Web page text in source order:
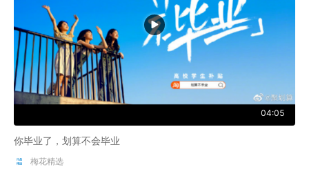
04:05
你毕业了，划算不会毕业
梅花精选